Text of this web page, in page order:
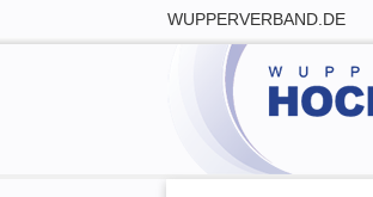
WUPPERVERBAND.DE